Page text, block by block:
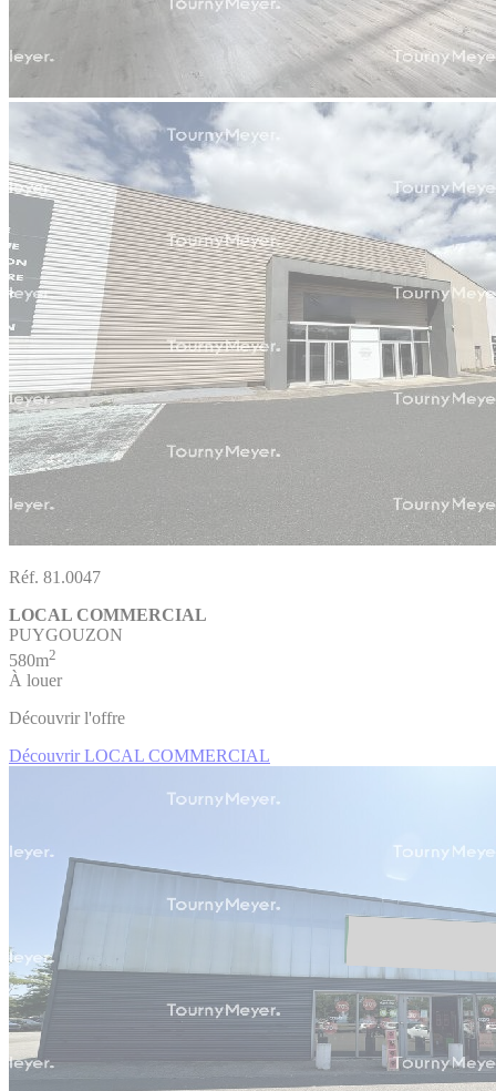
Réf. 81.0047
LOCAL COMMERCIAL
PUYGOUZON
580m2
À louer
Découvrir l'offre
Découvrir LOCAL COMMERCIAL